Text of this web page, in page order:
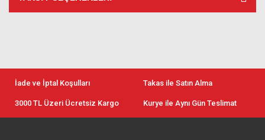
İade ve İptal Koşulları Takas ile Satın Alma
3000 TL Üzeri Ücretsiz Kargo Kurye ile Aynı Gün Teslimat